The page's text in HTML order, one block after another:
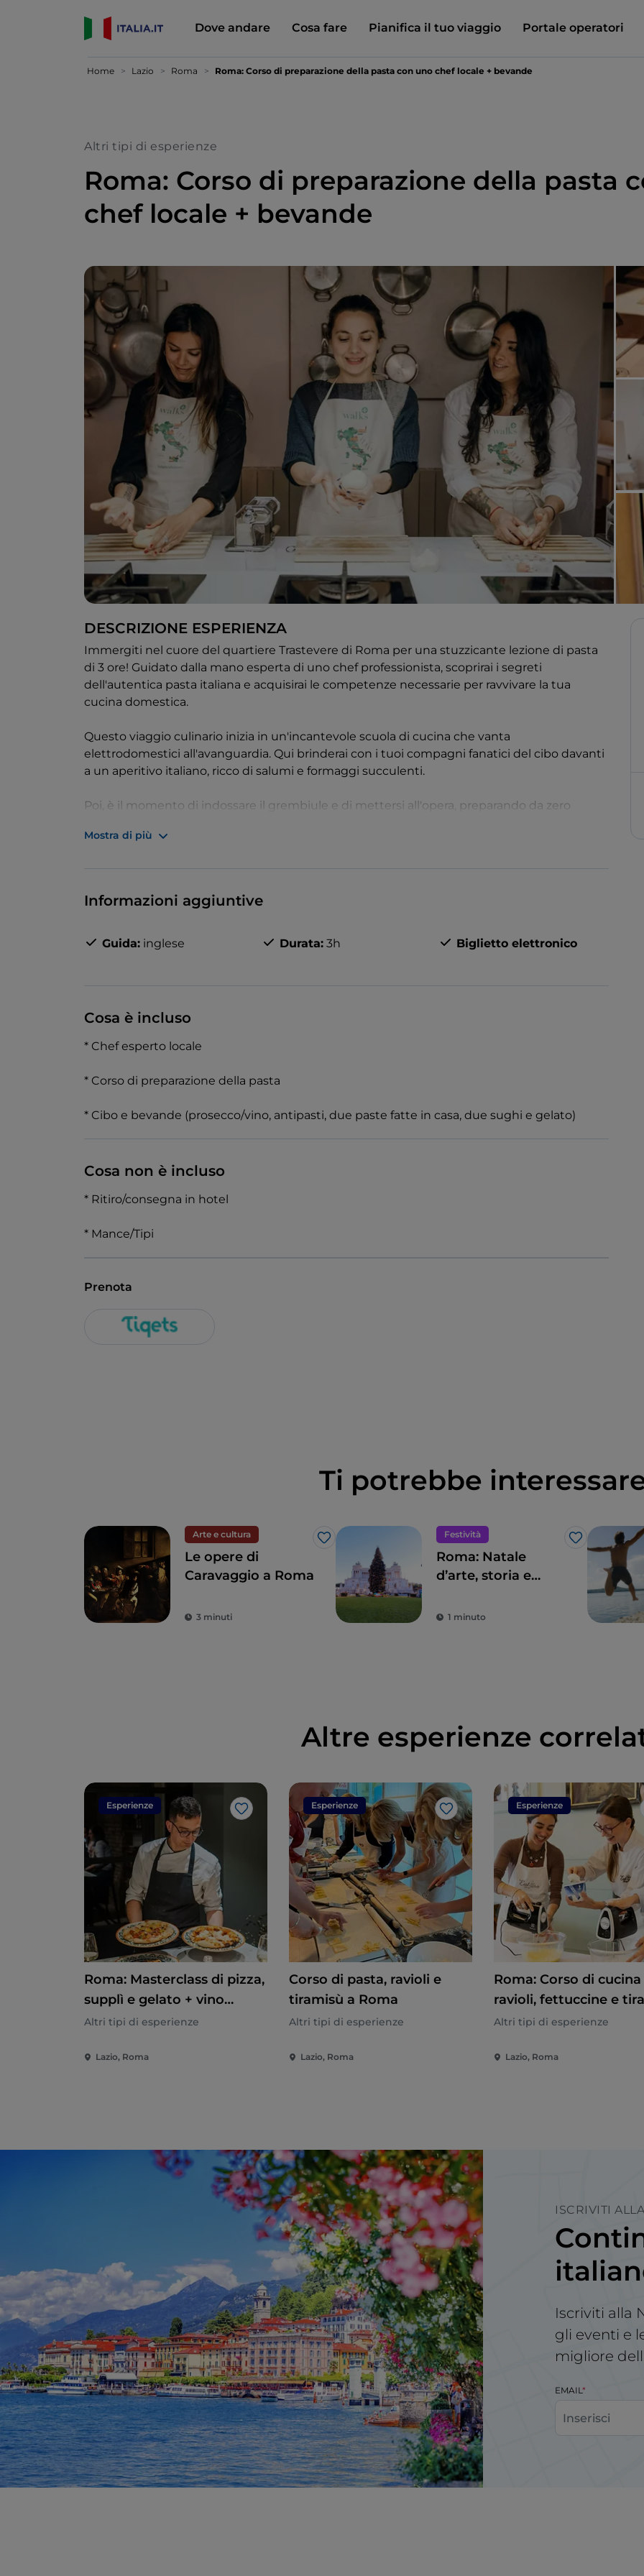
Dove andare Cosa fare Pianifica il tuo viaggio Portale operatori
Home Lazio Roma Roma: Corso di preparazione della pasta con uno chef locale + bevande
Altri tipi di esperienze
Roma: Corso di preparazione della pasta
chef locale + bevande
DESCRIZIONE ESPERIENZA
Immergiti nel cuore del quartiere Trastevere di Roma per una stuzzicante lezione di pasta
di 3 ore! Guidato dalla mano esperta di uno chef professionista, scoprirai i segreti
dell'autentica pasta italiana e acquisirai le competenze necessarie per ravvivare la tua
cucina domestica.
Questo viaggio culinario inizia in un'incantevole scuola di cucina che vanta
elettrodomestici all'avanguardia. Qui brinderai con i tuoi compagni fanatici del cibo davanti
a un aperitivo italiano, ricco di salumi e formaggi succulenti.
Poi, è il momento di indossare il grembiule e di mettersi all'opera, preparando da zero
scelti dallo chef e freschi di stagione. Come se non bastasse, il corso avrà un tocco di
Divora il tuo capolavoro di pasta fatta in casa, accompagnato da una selezione di vini e da
una porzione di gelato appena sfornato.
Mostra di più
Informazioni aggiuntive
Guida: inglese Durata:3h Biglietto elettronico
Cosa è incluso
* Chef esperto locale
* Corso di preparazione della pasta
* Cibo e bevande (prosecco/vino, antipasti, due paste fatte in casa, due sughi e gelato)
Cosa non è incluso
* Ritiro/consegna in hotel
* Mance/Tipi
Prenota
Ti potrebbe
Arte e cultura
Like
Le opere di
Caravaggio a Roma
3 minuti
Festività
Like
Roma: Natale
d’arte, storia e
1 minuto
Altre esperienze
Esperienze
Like
Roma: Masterclass di pizza,
supplì e gelato + vino
illimitato
Altri tipi di esperienze
Lazio, Roma
Esperienze
Like
Corso di pasta, ravioli e
tiramisù a Roma
Altri tipi di esperienze
Lazio, Roma
Esperienze
Roma: Corso di cucina
ravioli, fettuccine e
Altri tipi di esperienze
Lazio, Roma
ISCRIVITI
Iscriviti alla
gli eventi e
migliore
EMAIL